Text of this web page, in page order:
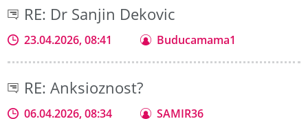
RE: Dr Sanjin Dekovic
23.04.2026, 08:41 Buducamama1
RE: Anksioznost?
06.04.2026, 08:34 SAMIR36